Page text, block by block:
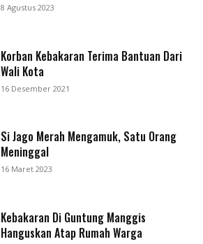
8 Agustus 2023
Korban Kebakaran Terima Bantuan Dari
Wali Kota
16 Desember 2021
Si Jago Merah Mengamuk, Satu Orang
Meninggal
16 Maret 2023
Kebakaran Di Guntung Manggis
Hanguskan Atap Rumah Warga